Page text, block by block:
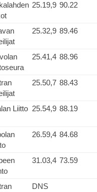
25.19,9 90.22
25.32,9 89.46
25.41,4 88.96
25.50,7 88.43
Liitto 25.54,9 88.19
26.59,4 84.68
31.03,4 73.59
DNS